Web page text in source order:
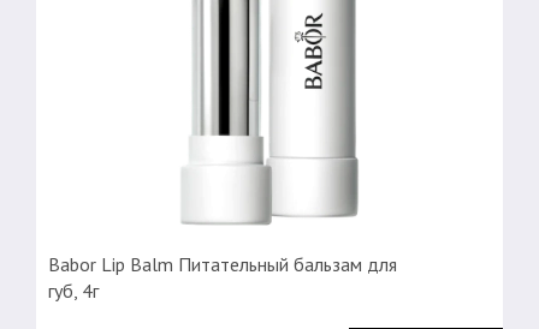
Babor Lip Balm Питательный бальзам для
губ, 4г